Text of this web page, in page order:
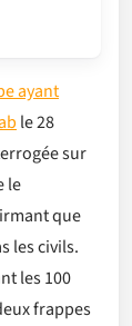
ayant
le 28
sur
le
que
les civils.
les 100
frappes